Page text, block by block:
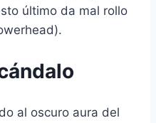
último da mal rollo
al oscuro aura del